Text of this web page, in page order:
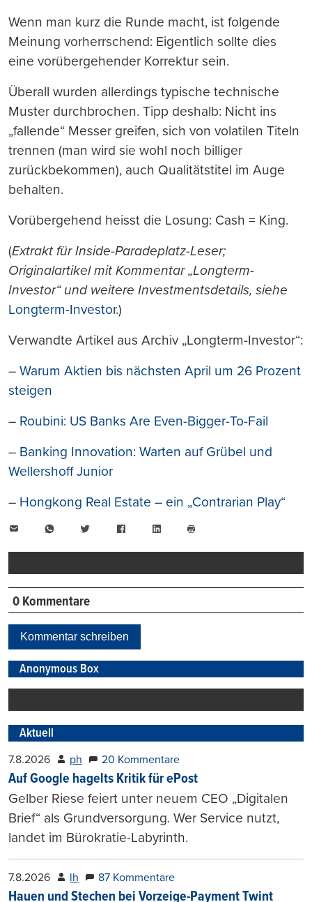
Wenn man kurz die Runde macht, ist folgende
Meinung vorherrschend: Eigentlich sollte dies
eine vorübergehender Korrektur sein.
Überall wurden allerdings typische technische
Muster durchbrochen. Tipp deshalb: Nicht ins
„fallende“ Messer greifen, sich von volatilen Titeln
trennen (man wird sie wohl noch billiger
zurückbekommen), auch Qualitätstitel im Auge
behalten.
Vorübergehend heisst die Losung: Cash = King.
(Extrakt für Inside-Paradeplatz-Leser;
Originalartikel mit Kommentar „Longterm-
Investor“ und weitere Investmentsdetails, siehe
Longterm-Investor.)
Verwandte Artikel aus Archiv „Longterm-Investor“:
– Warum Aktien bis nächsten April um 26 Prozent
steigen
– Roubini: US Banks Are Even-Bigger-To-Fail
– Banking Innovation: Warten auf Grübel und
Wellershoff Junior
– Hongkong Real Estate – ein „Contrarian Play“
WhatsAppTwitter FacebookLinkedIn
drucken
0 Kommentare
Kommentar schreiben
Anonymous Box
Aktuell
7.8.2026 ph 20 Kommentare
Auf Google hagelts Kritik für ePost
Gelber Riese feiert unter neuem CEO „Digitalen
Brief“ als Grundversorgung. Wer Service nutzt,
landet im Bürokratie-Labyrinth.
7.8.2026 lh 87 Kommentare
Hauen und Stechen bei Vorzeige-Payment Twint